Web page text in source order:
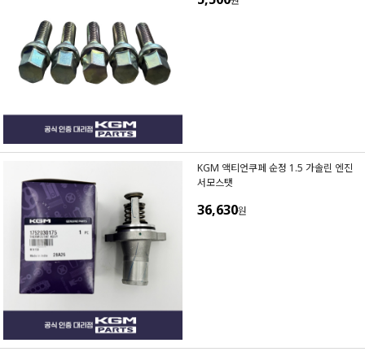
KGM 액티언쿠페 순정 1.5 가솔린 엔진
서모스탯
36,630원